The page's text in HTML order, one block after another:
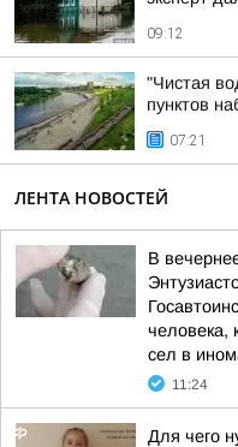
09:12
"Чистая
пунктов
07:21
ЛЕНТА НОВОСТЕЙ
В
человека,
сел в
11:24
Для чего